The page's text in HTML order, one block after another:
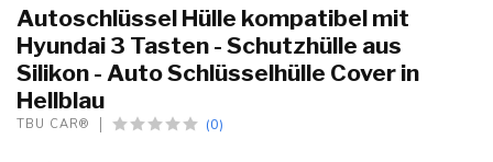
Autoschlüssel Hülle kompatibel mit
Hyundai 3 Tasten - Schutzhülle aus
Silikon - Auto Schlüsselhülle Cover in
Hellblau
TBU CAR® (0)